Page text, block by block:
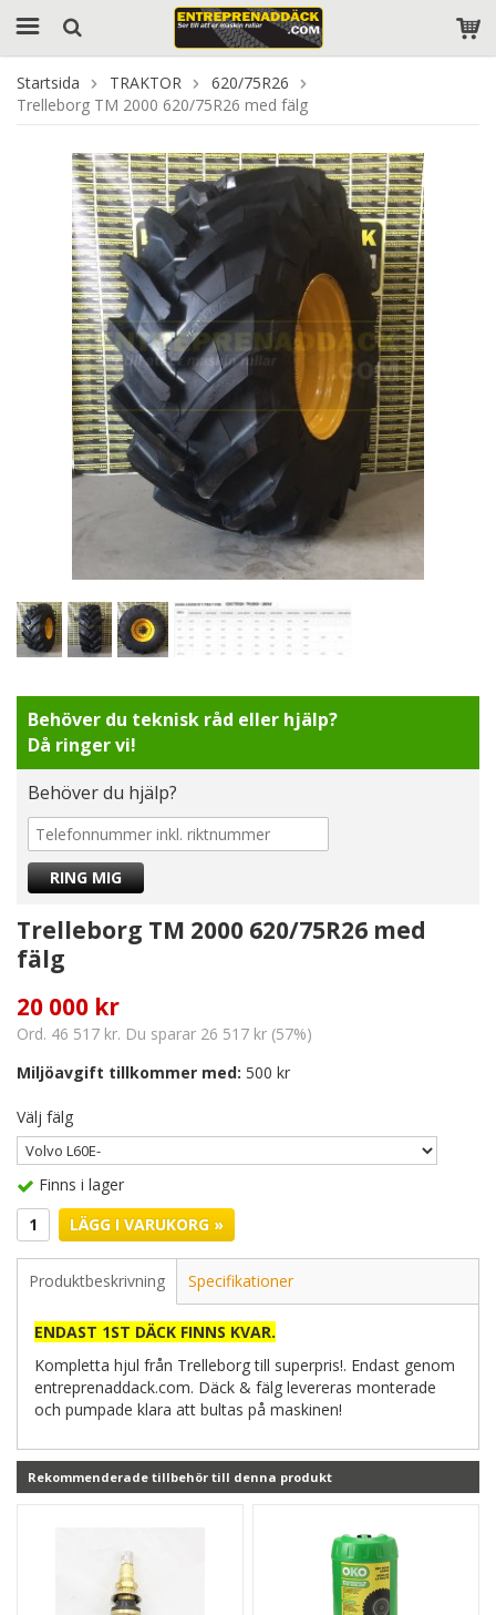
Startsida TRAKTOR
620/75R26
Trelleborg TM 2000 620/75R26 med fälg
Behöver du teknisk råd eller hjälp?
Då ringer vi!
Behöver du hjälp?
Trelleborg TM 2000 620/75R26 med
fälg
20 000 kr
Ord. 46 517 kr. Du sparar 26 517 kr (57%)
Miljöavgift tillkommer med: 500 kr
Välj fälg
Finns i lager
LÄGG I VARUKORG »
Produktbeskrivning Specifikationer
ENDAST 1ST DÄCK FINNS KVAR.
Kompletta hjul från Trelleborg till superpris!. Endast genom
entreprenaddack.com. Däck & fälg levereras monterade
och pumpade klara att bultas på maskinen!
Rekommenderade tillbehör till denna produkt